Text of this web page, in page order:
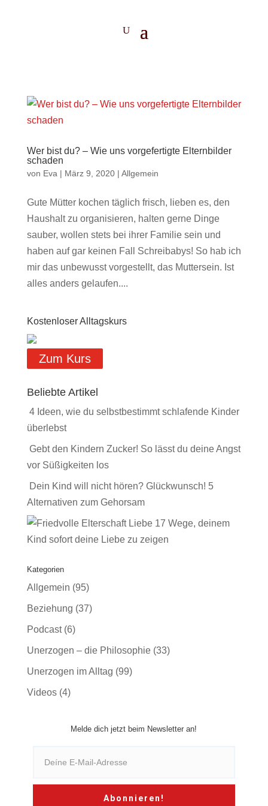
Wer bist du? – Wie uns vorgefertigte Elternbilder
schaden
von Eva | März 9, 2020| Allgemein
Gute Mütter kochen täglich frisch, lieben es, den
Haushalt zu organisieren, halten gerne Dinge
sauber, wollen stets bei ihrer Familie sein und
haben auf gar keinen Fall Schreibabys! So hab ich
mir das unbewusst vorgestellt, das Muttersein. Ist
alles anders gelaufen....
Kostenloser Alltagskurs
Zum Kurs
Beliebte Artikel
4 Ideen, wie du selbstbestimmt schlafende Kinder
überlebst
Gebt den Kindern Zucker! So lässt du deine Angst
vor Süßigkeiten los
Dein Kind will nicht hören? Glückwunsch! 5
Alternativen zum Gehorsam
17 Wege, deinem
Kind sofort deine Liebe zu zeigen
Kategorien
Allgemein (95)
Beziehung (37)
Podcast(6)
Unerzogen – die Philosophie(33)
Unerzogen im Alltag (99)
Videos(4)
Melde dich jetzt beim Newsletter an!
Abonnieren!